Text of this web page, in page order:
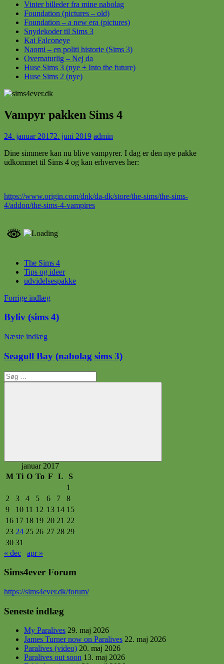
Vinter billeder fra mine nabolag
Foundation (pictures – old)
Foundation – a new era (pictures)
Snydekoder til Sims 3
Kai Falconeye
Naomi – en politi historie (Sims 3)
Overnaturlig – Nej da
Huse Sims 3 (nye + Into the future)
Huse Sims 2 (nye)
Vampyr pakken Sims 4
24. januar 20172. juni 2019 admin
Dine simmere kan nu blive vampyrer. I dag er den nye pakke
udkommet til Sims 4 og kan erhverves her:
https://www.origin.com/dnk/da-dk/store/the-sims/the-sims-
4/addon/the-sims-4-vampires
The Sims 4
Tips og ideer
udvidelsespakke
Indlægsnavigation
Forrige indlæg
Byliv (sims 4)
Næste indlæg
Seagull Bay (nabolag sims 3)
Søg
efter:
Søg
januar 2017
M Ti O To F L
S
1
2
3 4 5 6 7
8
9
10 11 12 13 14 15
16 17 18 19 20 21 22
23 24 25 26 27 28 29
30 31
« dec
apr »
Sims4ever Forum
https://sims4ever.dk/forum/
Seneste indlæg
My Paralives 29. maj 2026
James Turner now on Paralives 22. maj 2026
Paralives (video) 20. maj 2026
Paralives out soon 13. maj 2026